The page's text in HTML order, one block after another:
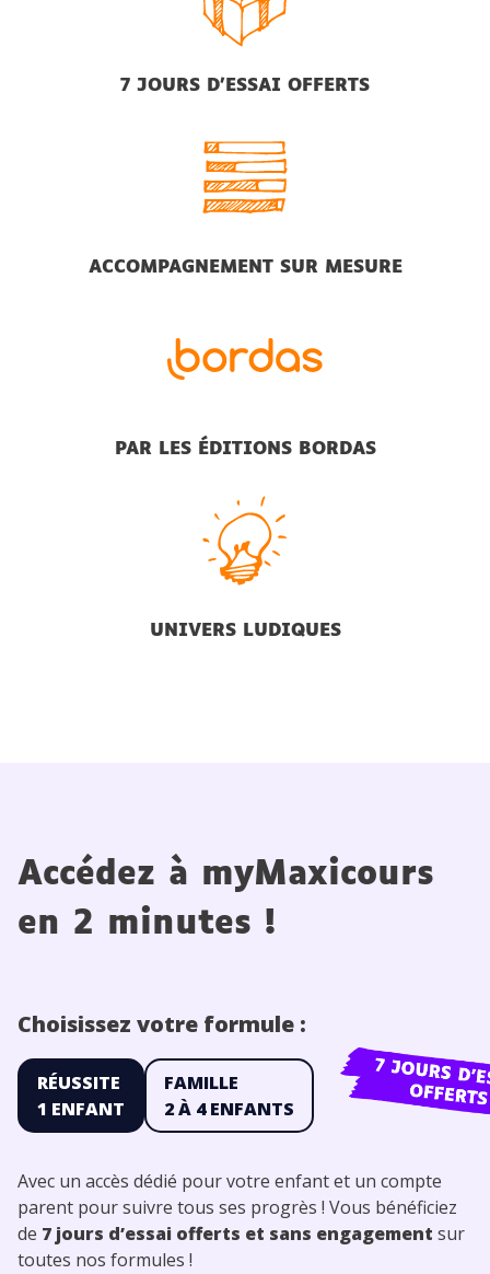
7 JOURS D’ESSAI OFFERTS
ACCOMPAGNEMENT SUR MESURE
PAR LES ÉDITIONS BORDAS
UNIVERS LUDIQUES
Accédez à myMaxicours
en 2 minutes !
Choisissez votre formule :
RÉUSSITE
1 ENFANT
FAMILLE
2 À 4 ENFANTS
Avec un accès dédié pour votre enfant et un compte
parent pour suivre tous ses progrès ! Vous bénéficiez
de 7 jours d’essai offerts et sans engagement sur
toutes nos formules !